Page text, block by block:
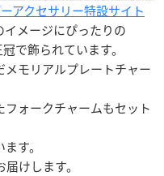
アクセサリー特設サイト
メージにぴったりの
で飾られています。
メモリアルプレートチャー
ォークチャームもセット
す。
けします。